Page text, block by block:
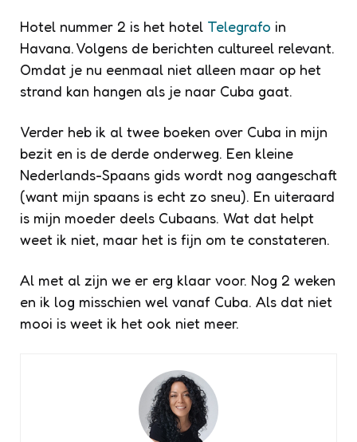
Hotel nummer 2 is het hotel Telegrafo in
Havana. Volgens de berichten cultureel relevant.
Omdat je nu eenmaal niet alleen maar op het
strand kan hangen als je naar Cuba gaat.
Verder heb ik al twee boeken over Cuba in mijn
bezit en is de derde onderweg. Een kleine
Nederlands-Spaans gids wordt nog aangeschaft
(want mijn spaans is echt zo sneu). En uiteraard
is mijn moeder deels Cubaans. Wat dat helpt
weet ik niet, maar het is fijn om te constateren.
Al met al zijn we er erg klaar voor. Nog 2 weken
en ik log misschien wel vanaf Cuba. Als dat niet
mooi is weet ik het ook niet meer.